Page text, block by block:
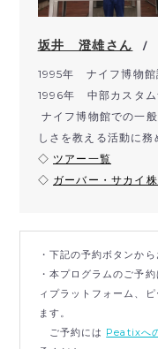
坂井 澄雄さん /
1995年 ナイフ博物
1996年 中部カスタ
ナイフ博物館での一
しさを教える活動に務
◇ ツアー一覧
◇ ガーバー・サカイ
・下記の予約ボタンか
・本プログラムのご予
ィプラットフォーム、
ます。
ご予約には Peatixへ